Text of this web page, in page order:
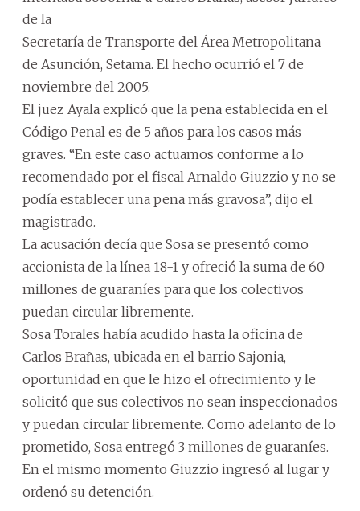
de la
Secretaría de Transporte del Área Metropolitana
de Asunción, Setama. El hecho ocurrió el 7 de
noviembre del 2005.
El juez Ayala explicó que la pena establecida en el
Código Penal es de 5 años para los casos más
graves. “En este caso actuamos conforme a lo
recomendado por el fiscal Arnaldo Giuzzio y no se
podía establecer una pena más gravosa”, dijo el
magistrado.
La acusación decía que Sosa se presentó como
accionista de la línea 18-1 y ofreció la suma de 60
millones de guaraníes para que los colectivos
puedan circular libremente.
Sosa Torales había acudido hasta la oficina de
Carlos Brañas, ubicada en el barrio Sajonia,
oportunidad en que le hizo el ofrecimiento y le
solicitó que sus colectivos no sean inspeccionados
y puedan circular libremente. Como adelanto de lo
prometido, Sosa entregó 3 millones de guaraníes.
En el mismo momento Giuzzio ingresó al lugar y
ordenó su detención.